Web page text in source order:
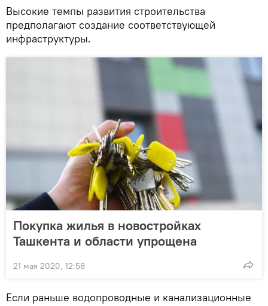
Высокие темпы развития строительства
предполагают создание соответствующей
инфраструктуры.
Покупка жилья в новостройках
Ташкента и области упрощена
21 мая 2020, 12:58
Если раньше водопроводные и канализационные